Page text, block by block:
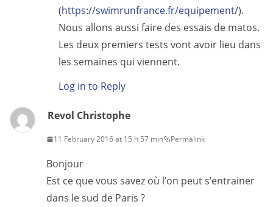
(https://swimrunfrance.fr/equipement/).
Nous allons aussi faire des essais de matos.
Les deux premiers tests vont avoir lieu dans
les semaines qui viennent.
Log in to Reply
Revol Christophe
11 February 2016 at 15 h 57 min Permalink
Bonjour
Est ce que vous savez où l’on peut s’entrainer
dans le sud de Paris ?